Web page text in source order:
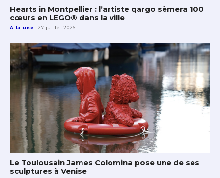
Hearts in Montpellier : l’artiste qargo sèmera 100
cœurs en LEGO® dans la ville
A la une 27 juillet 2026
Le Toulousain James Colomina pose une de ses
sculptures à Venise